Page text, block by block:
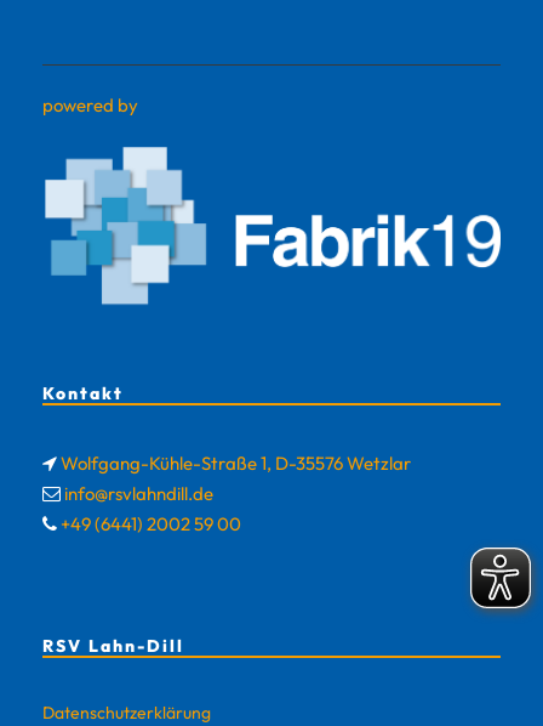
powered by
Kontakt
Wolfgang-Kühle-Straße 1, D-35576 Wetzlar
info@rsvlahndill.de
+49 (6441) 2002 59 00
RSV Lahn-Dill
Datenschutzerklärung